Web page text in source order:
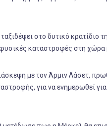
στο δυτικό κρατίδιο
καταστροφές στη χώρα
με τον Άρμιν Λάσετ,
για να ενημερωθεί για